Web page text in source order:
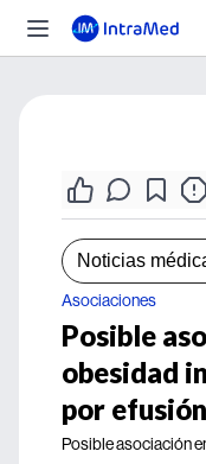
Noticias
Asociaciones
Posible
obesidad
por efusión
Posible asociación